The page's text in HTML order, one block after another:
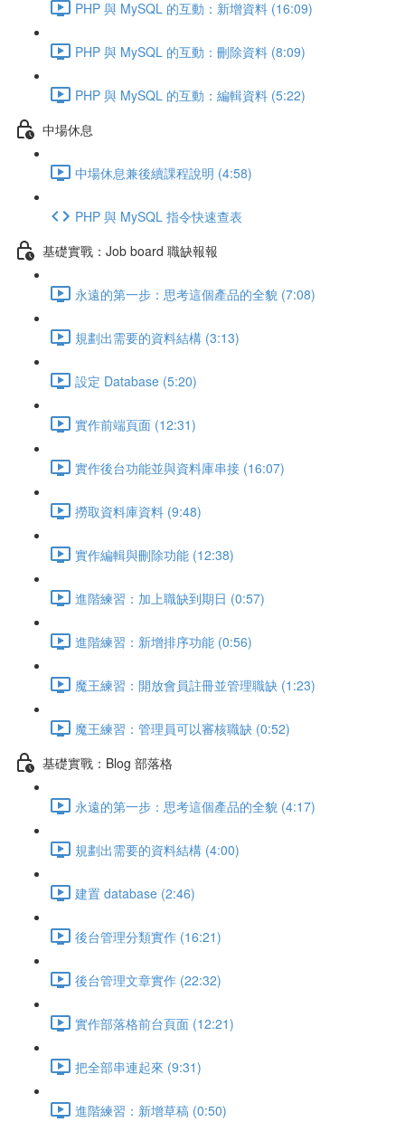
PHP 與 MySQL 的互動：新增資料 (16:09)
PHP 與 MySQL 的互動：刪除資料 (8:09)
PHP 與 MySQL 的互動：編輯資料 (5:22)
中場休息
中場休息兼後續課程說明 (4:58)
PHP 與 MySQL 指令快速查表
基礎實戰：Job board 職缺報報
永遠的第一步：思考這個產品的全貌 (7:08)
規劃出需要的資料結構 (3:13)
設定 Database (5:20)
實作前端頁面 (12:31)
實作後台功能並與資料庫串接 (16:07)
撈取資料庫資料 (9:48)
實作編輯與刪除功能 (12:38)
進階練習：加上職缺到期日 (0:57)
進階練習：新增排序功能 (0:56)
魔王練習：開放會員註冊並管理職缺 (1:23)
魔王練習：管理員可以審核職缺 (0:52)
基礎實戰：Blog 部落格
永遠的第一步：思考這個產品的全貌 (4:17)
規劃出需要的資料結構 (4:00)
建置 database (2:46)
後台管理分類實作 (16:21)
後台管理文章實作 (22:32)
實作部落格前台頁面 (12:21)
把全部串連起來 (9:31)
進階練習：新增草稿 (0:50)